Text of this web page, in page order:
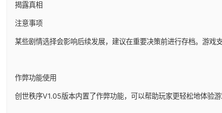
揭露真相
注意事项
某些剧情选择会影响后续发展，建议在重要决策前进行存档。游戏
作弊功能使用
创世秩序V1.05版本内置了作弊功能，可以帮助玩家更轻松地体验